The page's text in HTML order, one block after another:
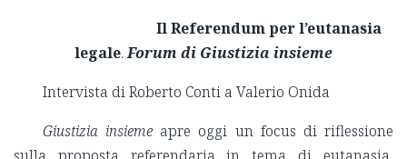
Il Referendum per l’eutanasia
legale.Forum di Giustizia insieme
Intervista di Roberto Conti a Valerio Onida
Giustizia insieme apre oggi un focus di riflessione